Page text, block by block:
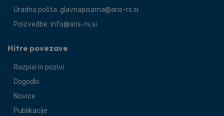
Uradna pošta: glavnapisarna@aris-rs.si
Poizvedbe: info@aris-rs.si
Hitre povezave
Razpisi in pozivi
Dogodki
Novice
Publikacije